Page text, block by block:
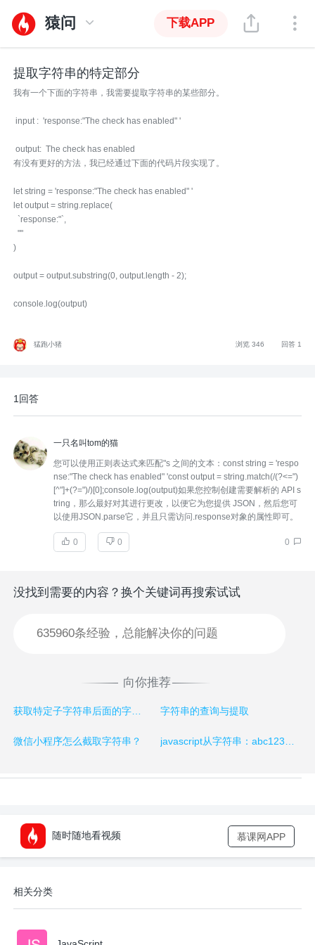
猿问 下载APP
提取字符串的特定部分
我有一个下面的字符串，我需要提取字符串的某些部分。
input : 'response:"The check has enabled" '
output: The check has enabled
有没有更好的方法，我已经通过下面的代码片段实现了。
let string = 'response:"The check has enabled" '
let output = string.replace(
`response:"`,
""
)
output = output.substring(0, output.length - 2);
console.log(output)
猛跑小猪 浏览 346 回答 1
1回答
一只名叫tom的猫
您可以使用正则表达式来匹配"s 之间的文本：const string = 'respo
nse:"The check has enabled" 'const output = string.match(/(?<=")
[^"]+(?=")/)[0];console.log(output)如果您控制创建需要解析的 API s
tring，那么最好对其进行更改，以便它为您提供 JSON，然后您可
以使用JSON.parse它，并且只需访问.response对象的属性即可。
0 0 0
没找到需要的内容？换个关键词再搜索试试
向你推荐
获取特定子字符串后面的字符串 字符串的查询与提取
微信小程序怎么截取字符串？ javascript从字符串：abc123aaa中提取数字为123.
随时随地看视频 慕课网APP
相关分类